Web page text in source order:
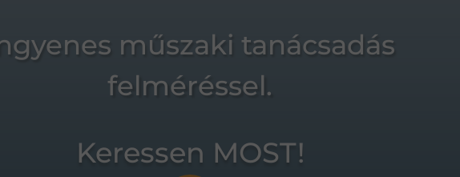
műszaki tanácsadás
felméréssel.
Keressen MOST!